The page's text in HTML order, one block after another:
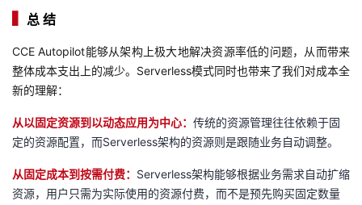
总 结
CCE Autopilot能够从架构上极大地解决资源率低的问题，从而带来
整体成本支出上的减少。Serverless模式同时也带来了我们对成本全
新的理解：
从以固定资源到以动态应用为中心： 传统的资源管理往往依赖于固
定的资源配置，而Serverless架构的资源则是跟随业务自动调整。
从固定成本到按需付费： Serverless架构能够根据业务需求自动扩缩
资源，用户只需为实际使用的资源付费，而不是预先购买固定数量